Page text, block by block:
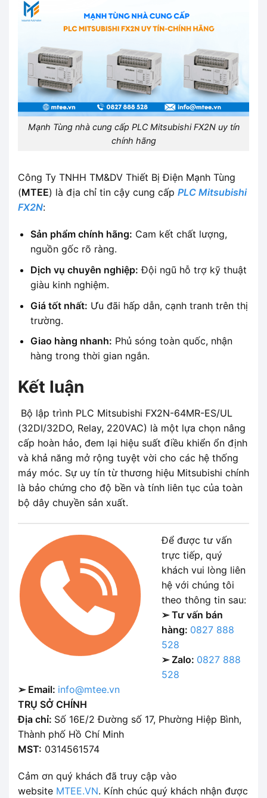
Mạnh Tùng nhà cung cấp PLC Mitsubishi FX2N uy tín
chính hãng
Công Ty TNHH TM&DV Thiết Bị Điện Mạnh Tùng
(MTEE) là địa chỉ tin cậy cung cấp PLC Mitsubishi
FX2N:
Sản phẩm chính hãng: Cam kết chất lượng,
nguồn gốc rõ ràng.
Dịch vụ chuyên nghiệp: Đội ngũ hỗ trợ kỹ thuật
giàu kinh nghiệm.
Giá tốt nhất: Ưu đãi hấp dẫn, cạnh tranh trên thị
trường.
Giao hàng nhanh: Phủ sóng toàn quốc, nhận
hàng trong thời gian ngắn.
Kết luận
Bộ lập trình PLC Mitsubishi FX2N-64MR-ES/UL
(32DI/32DO, Relay, 220VAC) là một lựa chọn nâng
cấp hoàn hảo, đem lại hiệu suất điều khiển ổn định
và khả năng mở rộng tuyệt vời cho các hệ thống
máy móc. Sự uy tín từ thương hiệu Mitsubishi chính
là bảo chứng cho độ bền và tính liên tục của toàn
bộ dây chuyền sản xuất.
Để được tư vấn
trực tiếp, quý
khách vui lòng liên
hệ với chúng tôi
theo thông tin sau:
➢ Tư vấn bán
hàng: 0827 888
528
➢ Zalo: 0827 888
528
➢ Email: info@mtee.vn
TRỤ SỞ CHÍNH
Địa chỉ: Số 16E/2 Đường số 17, Phường Hiệp Bình,
Thành phố Hồ Chí Minh
MST: 0314561574
Cảm ơn quý khách đã truy cập vào
website MTEE.VN. Kính chúc quý khách nhận được